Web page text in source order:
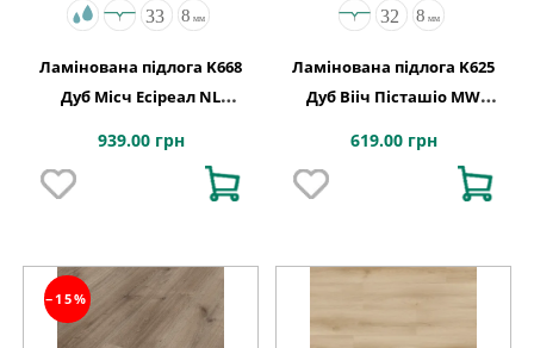
Ламінована підлога K668
Дуб Місч Есіреал NL
939.00 грн
Ламінована підлога K625
Дуб Вііч Пісташіо MW
1288x195x8
619.00 грн
−15%